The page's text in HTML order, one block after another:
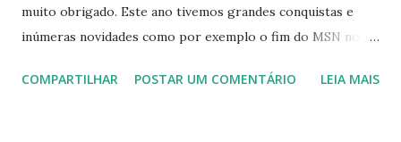
muito obrigado. Este ano tivemos grandes conquistas e
inúmeras novidades como por exemplo o fim do MSN no
do Kaiana que será lançada em 2013, distro nacional , a
COMPARTILHAR POSTAR UM COMENTÁRIO LEIA MAIS